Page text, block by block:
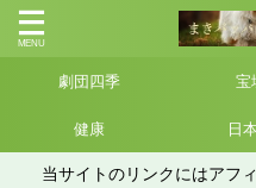
劇団四季 宝
健康 日
当サイトのリンクにはアフ